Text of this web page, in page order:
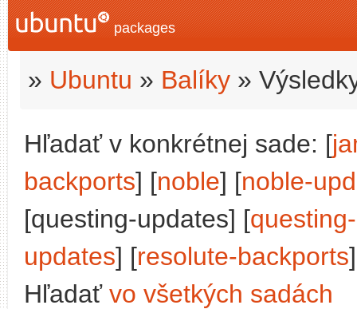
packages
» Ubuntu » Balíky »
Hľadať v konkrétnej sade: [
backports] [noble] [noble-
[questing-updates] [
updates] [resolute-backports
Hľadať vo všetkých sadách